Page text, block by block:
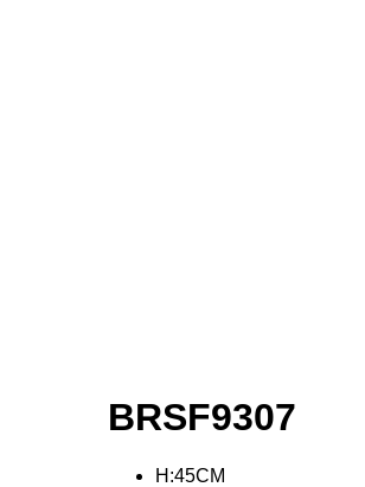
BRSF9307
H:45CM